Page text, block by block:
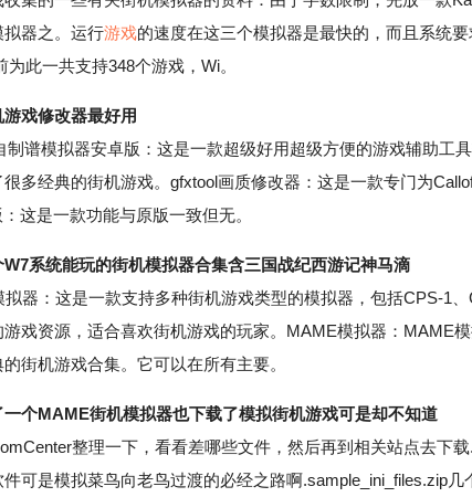
器之。运行游戏的速度在这三个模拟器是最快的，而且系统
为此一共支持348个游戏，Wi。
戏修改器最好用
模拟器安卓版：这是一款超级好用超级方便的游戏辅助工
多经典的街机游戏。gfxtool画质修改器：这是一款专门为
这是一款功能与原版一致但无。
W7系统能玩的街机模拟器合集含三国战纪西游记神马滴
：这是一款支持多种街机游戏类型的模拟器，包括CPS-1、
戏资源，适合喜欢街机游戏的玩家。MAME模拟器：MAME
街机游戏合集。它可以在所有主要。
一个MAME街机模拟器也下载了模拟街机游戏可是却不知道
整理一下，看看差哪些文件，然后再到相关站点去下载
可是模拟菜鸟向老鸟过渡的必经之路啊.sample_ini_files.zip